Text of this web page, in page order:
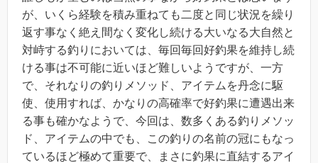
が、いくら経験を積み重ねても二度と同じ状況を繰り
返す事なく絶え間なく変化し続ける大いなる大自然と
対峙する釣りにおいては、毎回毎回好釣果を維持し続
ける事は不可能に近いほど難しいようですが、一方
で、それなりの釣りメソッド、アイテムを丹念に駆
使、使用すれば、かなりの高確率で好釣果に遭遇出来
る事も確かなようで、今回は、数多くある釣りメソッ
ド、アイテムの中でも、この釣りの名前の冠にもなっ
ているほど極めて重要で、まさに釣果に直結するアイ